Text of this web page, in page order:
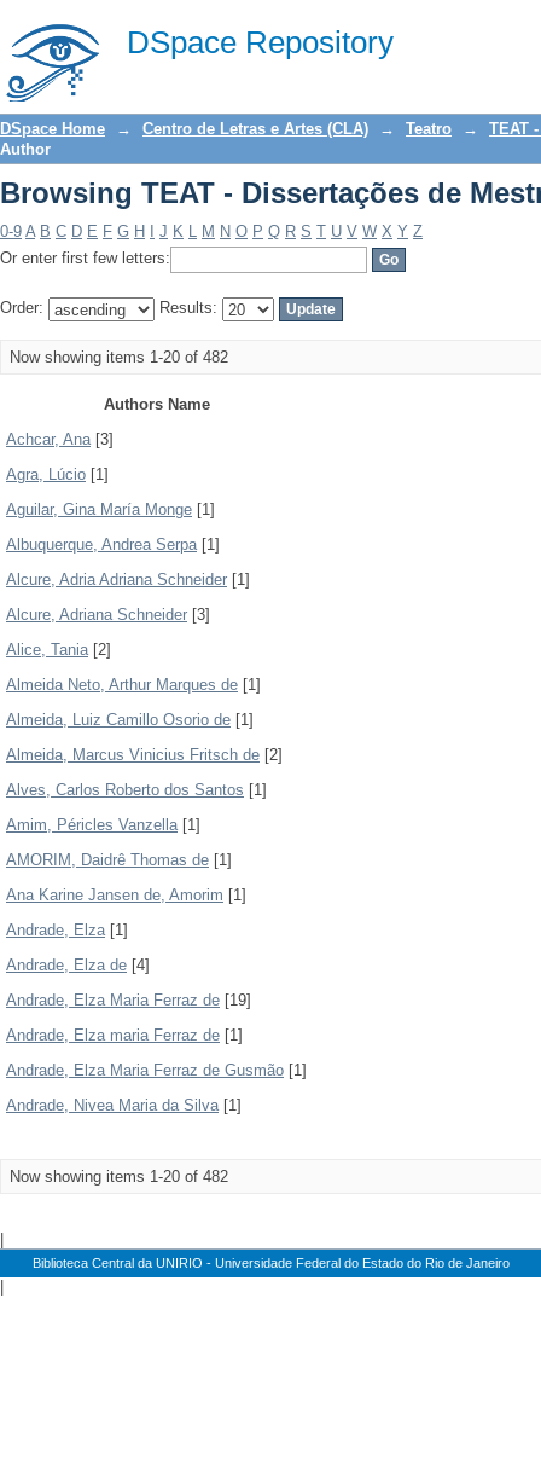
DSpace Repository
Browsing TEAT - Dissertações de
DSpace Home → Centro de Letras e Artes (CLA) → Teatro →
TEAT
Author
Browsing TEAT - Dissertações de
0-9 A B C D E F G H J K L M N O P Q R S T U V W X Y Z
Or enter first few letters:
Order: Results:
Now showing items 1-20 of 482
Authors Name
Achcar, Ana[3]
Agra, Lúcio [1]
Aguilar, Gina María Monge [1]
Albuquerque, Andrea Serpa[1]
Alcure, Adria Adriana Schneider [1]
Alcure, Adriana Schneider [3]
Alice, Tania[2]
Almeida Neto, Arthur Marques de [1]
Almeida, Luiz Camillo Osorio de [1]
Almeida, Marcus Vinicius Fritsch de [2]
Alves, Carlos Roberto dos Santos [1]
Amim, Péricles Vanzella[1]
AMORIM, Daidrê Thomas de [1]
Ana Karine Jansen de, Amorim [1]
Andrade, Elza[1]
Andrade, Elza de [4]
Andrade, Elza Maria Ferraz de [19]
Andrade, Elza maria Ferraz de [1]
Andrade, Elza Maria Ferraz de Gusmão [1]
Andrade, Nivea Maria da Silva[1]
Now showing items 1-20 of 482
Biblioteca Central da UNIRIO - Universidade Federal do Estado do Rio de Janeiro